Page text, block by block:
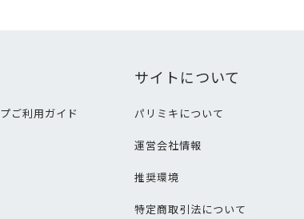
ご利用ガイド
サイトについて
パリミキについて
運営会社情報
推奨環境
特定商取引法について